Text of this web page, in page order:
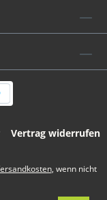
Vertrag widerrufen
, wenn nicht